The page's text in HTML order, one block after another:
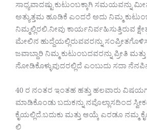
ಸಾಧ್ಯವಾದಷ್ಟು ಕುಟುಂಬಕ್ಕಾಗಿ ಸಮಯವನ್ನು
ಅತ್ಯುತ್ತಮ ಹೂಡಿಕೆ ಎಂದರೆ ಅದು ನಿಮ್ಮ
ನಿಮ್ಮಲ್ಲಿರಲಿ.ನೀವು ಕಾರ್ಯನಿರ್ವಹಿಸುತ್ತಿರುವ
ಮೇಲಿನ ಹುದ್ದೆಯಲ್ಲಿರುವವರನ್ನು
ಜವಾಬ್ದಾರಿ ನಿಮ್ಮ ಕುಟುಂಬದವರನ್ನು ಪ್ರೀತಿ
ನೋಡಿಕೊಳ್ಳುವುದರಲ್ಲಿದೆ ಎಂಬುದು ಸದಾ
40 ರ ನಂತರ ಇಂತಹ ಹತ್ತು ಹಲವಾರು
ಮಾಡಿಕೊಂಡು ಬದುಕನ್ನು ನವೊಲ್ಲಾಸದಿಂದ
ಕೈಯಲ್ಲಿದೆ.ಬದುಕು ಮತ್ತು ಆಯ್ಕೆ ಎರಡೂ ನಮ್ಮ
ಲಿ